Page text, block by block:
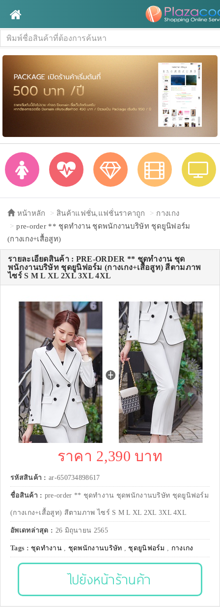
หน้าหลัก สินค้าแฟชั่น,แฟชั่นราคาถูก
กางเกง
pre-order ** ชุดทำงาน ชุดพนักงานบริษัท ชุดยูนิฟอร์ม
(กางเกง+เสื้อสูท)
รายละเอียดสินค้า : PRE-ORDER ** ชุดทำงาน ชุด
พนักงานบริษัท ชุดยูนิฟอร์ม (กางเกง+เสื้อสูท) สีตามภาพ
ไซร์ S M L XL 2XL 3XL 4XL
ราคา 2,390 บาท
รหัสสินค้า : ar-650734898617
ชื่อสินค้า : pre-order ** ชุดทำงาน ชุดพนักงานบริษัท ชุดยูนิฟอร์ม
(กางเกง+เสื้อสูท) สีตามภาพ ไซร์ S M L XL 2XL 3XL 4XL
อัพเดทล่าสุด : 26 มิถุนายน 2565
Tags : ชุดทำงาน, ชุดพนักงานบริษัท , ชุดยูนิฟอร์ม , กางเกง
ไปยังหน้าร้านค้า